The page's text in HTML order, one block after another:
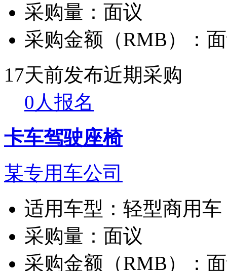
采购量： 面议
采购金额（RMB）：
17天前发布近期采购
0人报名
卡车驾驶座椅
某专用车公司
适用车型： 轻型商用
采购量： 面议
采购金额（RMB）：